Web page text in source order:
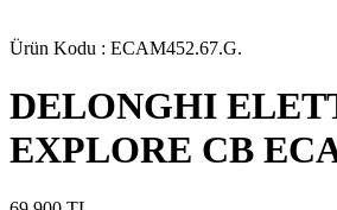
Ürün Kodu : ECAM452.67.G.
DELONGHI
EXPLORE CB